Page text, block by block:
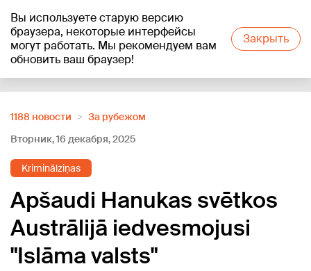
Вы используете старую версию
браузера, некоторые интерфейсы
могут работать. Мы рекомендуем вам
обновить ваш браузер!
Закрыть
+25°C
1188 новости
За рубежом
Вторник, 16 декабря, 2025
Kriminālziņas
Apšaudi Hanukas svētkos
Austrālijā iedvesmojusi
"Islāma valsts"